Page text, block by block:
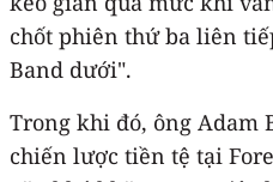
chốt phiên thứ ba liên
Band dưới".
Trong khi đó, ông Adam
chiến lược tiền tệ tại